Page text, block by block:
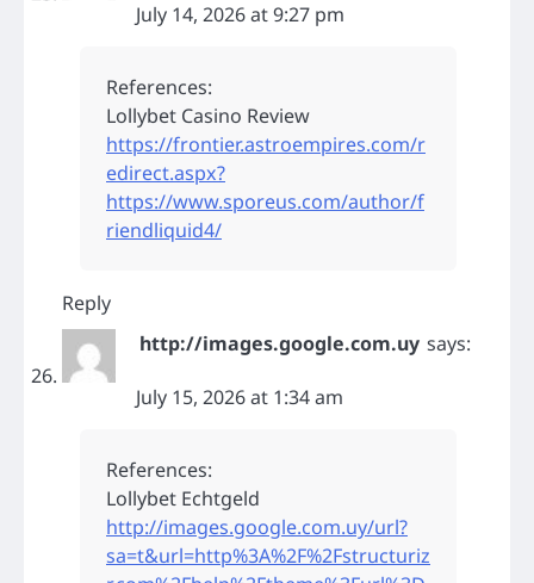
July 14, 2026 at 9:27 pm
References:
Lollybet Casino Review
https://frontier.astroempires.com/r
edirect.aspx?
https://www.sporeus.com/author/f
riendliquid4/
Reply
http://images.google.com.uy says:
July 15, 2026 at 1:34 am
References:
Lollybet Echtgeld
http://images.google.com.uy/url?
sa=t&url=http%3A%2F%2Fstructuriz